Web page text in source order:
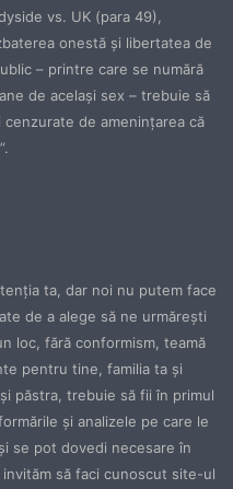
vs. UK (para 49),
onestă şi libertatea de
– printre care se numără
de acelaşi sex – trebuie să
de ameninţarea că
ta, dar noi nu putem face
de a alege să ne urmăreşti
loc, fără conformism, teamă
pentru tine, familia ta şi
păstra, trebuie să fii în primul
şi analizele pe care le
se pot dovedi necesare în
să faci cunoscut site-ul